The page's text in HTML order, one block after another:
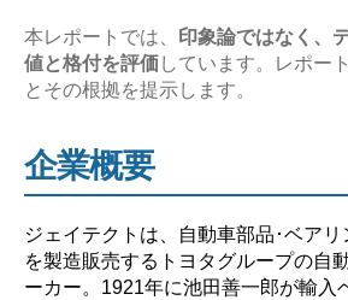
本レポートでは、 印象論ではなく、
値と格付を評価しています。レポー
とその根拠を提示します。
企業概要
ジェイテクトは、自動車部品･ベア
を製造販売するトヨタグループの自
ーカー。1921年に池田善一郎が輸入